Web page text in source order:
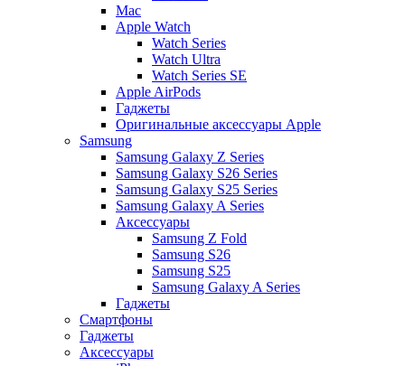
Mac
Apple Watch
Watch Series
Watch Ultra
Watch Series SE
Apple AirPods
Гаджеты
Оригинальные аксессуары Apple
Samsung
Samsung Galaxy Z Series
Samsung Galaxy S26 Series
Samsung Galaxy S25 Series
Samsung Galaxy A Series
Аксессуары
Samsung Z Fold
Samsung S26
Samsung S25
Samsung Galaxy A Series
Гаджеты
Смартфоны
Гаджеты
Аксессуары